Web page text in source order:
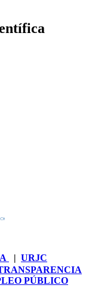
| URJC
PÚBLICO